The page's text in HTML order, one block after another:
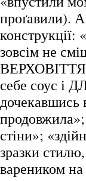
проґавили).
конструкції:
зовсім не
ВЕРХОВІТТЯ
себе соус
дочекавшись
стіни»;
зразки
вареником